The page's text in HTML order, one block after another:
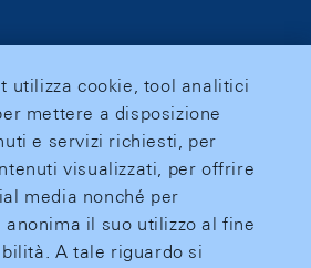
utilizza cookie, tool analitici
mettere a disposizione
e servizi richiesti, per
visualizzati, per offrire
media nonché per
il suo utilizzo al fine
A tale riguardo si